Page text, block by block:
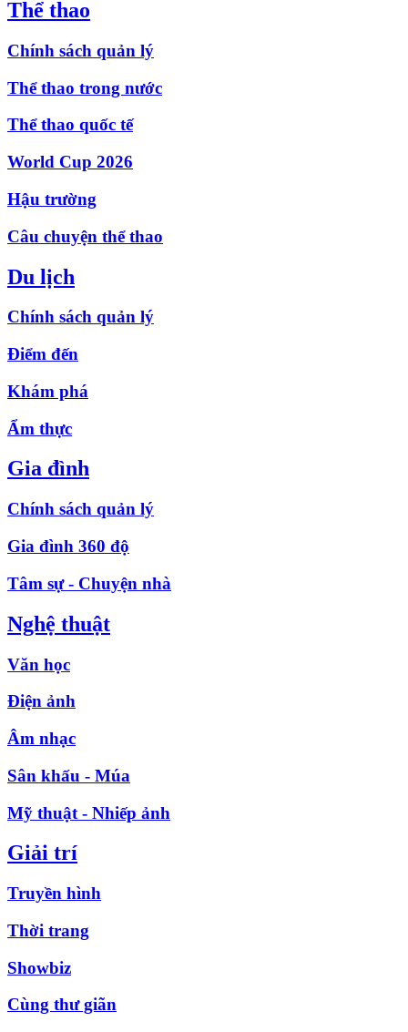
Thể thao
Chính sách quản lý
Thể thao trong nước
Thể thao quốc tế
World Cup 2026
Hậu trường
Câu chuyện thể thao
Du lịch
Chính sách quản lý
Điểm đến
Khám phá
Ẩm thực
Gia đình
Chính sách quản lý
Gia đình 360 độ
Tâm sự - Chuyện nhà
Nghệ thuật
Văn học
Điện ảnh
Âm nhạc
Sân khấu - Múa
Mỹ thuật - Nhiếp ảnh
Giải trí
Truyền hình
Thời trang
Showbiz
Cùng thư giãn